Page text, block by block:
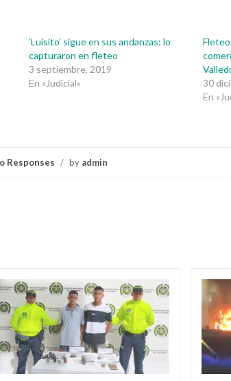
‘Luisito’ sigue en sus andanzas: lo
capturaron en fleteo
3 septiembre, 2019
En «Judicial»
30
En
Responses / by admin